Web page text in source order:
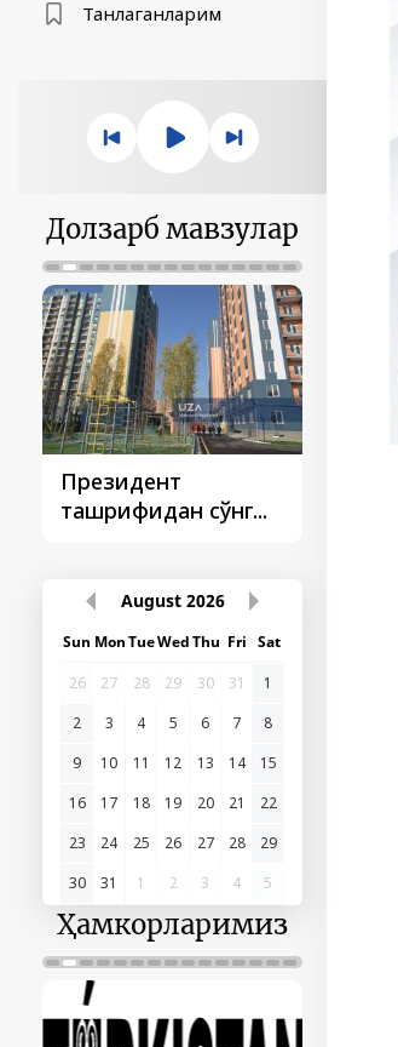
Танлаганларим
Долзарб мавзулар
Президент
ташрифидан сўнг...
August 2026
Sun MonTueWedThu Fri Sat
26
27 28 29 30 31
1
2
3 4 5 6 7
8
9
10 11 12 13 14
15
16
17 18 19 20 21
22
23
24 25 26 27 28
29
30
31 1 2 3 4 5
Ҳамкорларимиз